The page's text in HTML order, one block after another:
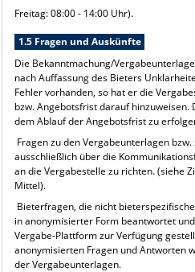
Freitag: 08:00 - 14:00 Uhr).
1.5 Fragen und Auskünfte
Die Bekanntmachung/
nach Auffassung des Bieters
Fehler vorhanden, so hat er die
bzw. Angebotsfrist darauf hinzuweisen.
dem Ablauf der Angebotsfrist zu
Fragen zu den Vergabeunterlagen
ausschließlich über die
an die Vergabestelle zu richten. (siehe
Mittel).
Bieterfragen, die nicht
in anonymisierter Form beantwortet
Vergabe-Plattform zur Verfügung
anonymisierten Fragen und Antworten
der Vergabeunterlagen.